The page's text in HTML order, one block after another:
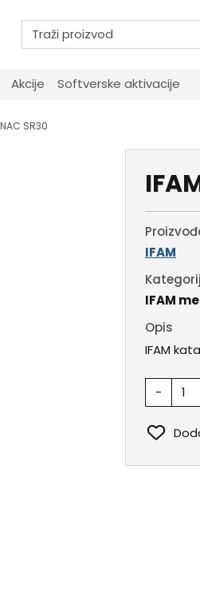
Akcije Softverske aktivacije
SR30
IFAM
IFAM
Opis
IFAM
-